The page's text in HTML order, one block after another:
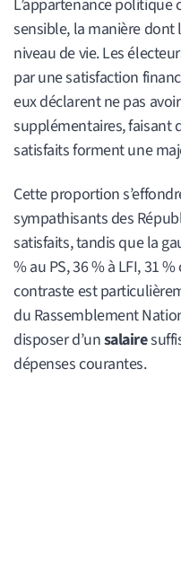
L’appartenance politique
sensible, la manière dont
niveau de vie. Les
par une satisfaction
eux déclarent ne pas
supplémentaires, faisant
satisfaits forment une
Cette proportion
sympathisants des
satisfaits, tandis que la
% au PS, 36 % à LFI, 31
contraste est
du Rassemblement
disposer d’unsalaire
dépenses courantes.